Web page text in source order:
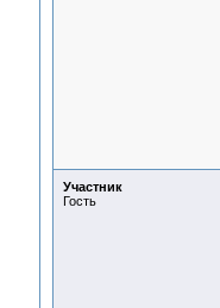
Участник
Гость